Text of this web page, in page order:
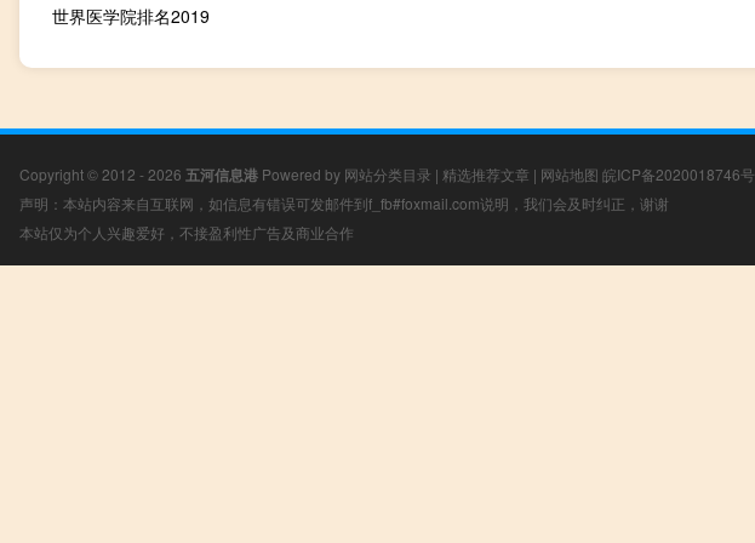
世界医学院排名2019
Copyright © 2012 - 2026 五河信息港 Powered by 网站分类目录 | 精选推荐文章 | 网站地图 皖ICP备2020018746号
声明：本站内容来自互联网，如信息有错误可发邮件到f_fb#foxmail.com说明，我们会及时纠正，谢谢
本站仅为个人兴趣爱好，不接盈利性广告及商业合作